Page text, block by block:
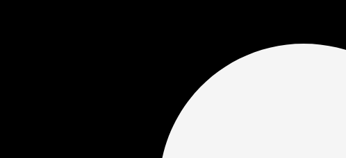
рублей